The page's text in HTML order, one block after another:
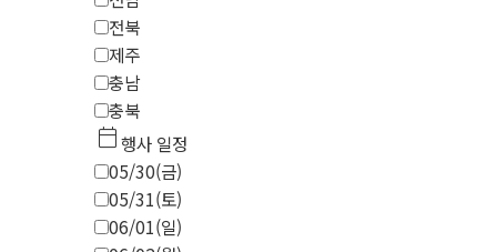
전북
제주
충남
충북
calendar_today행사 일정
05/30(금)
05/31(토)
06/01(일)